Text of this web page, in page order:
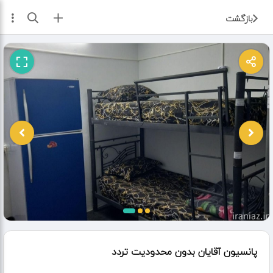
بازگشت ثبت آگهی
پانسیون آقایان بدون محدودیت تردد